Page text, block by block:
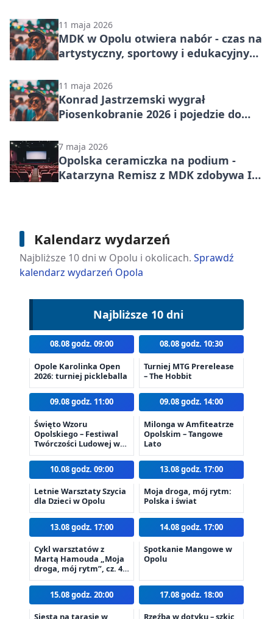
11 maja 2026
MDK w Opolu otwiera nabór - czas na
artystyczny, sportowy i edukacyjny
11 maja 2026
Konrad Jastrzemski wygrał
Piosenkobranie 2026 i pojedzie do
7 maja 2026
Opolska ceramiczka na podium -
Katarzyna Remisz z MDK zdobywa II
Kalendarz wydarzeń
Najbliższe 10 dni w Opolu i okolicach. Sprawdź
kalendarz wydarzeń Opola
Najbliższe 10 dni
08.08 godz. 09:00
Opole Karolinka Open
2026: turniej pickleballa
08.08 godz. 10:30
Turniej MTG Prerelease
– The Hobbit
09.08 godz. 11:00
Święto Wzoru
Opolskiego – Festiwal
Twórczości Ludowej w
Opolu
09.08 godz. 14:00
Milonga w Amfiteatrze
Opolskim – Tangowe
Lato
10.08 godz. 09:00
Letnie Warsztaty Szycia
dla Dzieci w Opolu
13.08 godz. 17:00
Moja droga, mój rytm:
Polska i świat
13.08 godz. 17:00
Cykl warsztatów z
Martą Hamouda „Moja
droga, mój rytm”, cz. 4 –
Polska i świat
14.08 godz. 17:00
Spotkanie Mangowe w
Opolu
15.08 godz. 20:00 17.08 godz. 18:00